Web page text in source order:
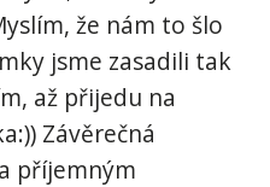
že nám to šlo
jsme zasadili tak
až přijedu na
Závěrečná
příjemným